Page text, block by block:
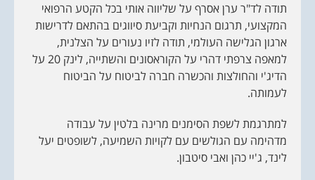
תודה לד"ר ערן אסרף על שליווה אותי בכל הקטע הרפואי
המקצועי, תרגום הנחיות וקביעת סיווגים בהתאם לדרישות
ארגון הגלישה העולמי, תודה לזיו נעורים על הצלנית,
למאפה צרפתי דהרי על הקוראסונים והשתייה, לינק 20 על
הדיג'י והחולצות והכשרה חברה לביטוח על הביטוח
לעמותה.
למתרגמת לשפת הסימנים מרינה בלטין על עבודה
מדהימה עם הגולשים עם לקויות השמיעה, לשופטים יעל
לינד, ג'יי כהן ואבי סיטבון.